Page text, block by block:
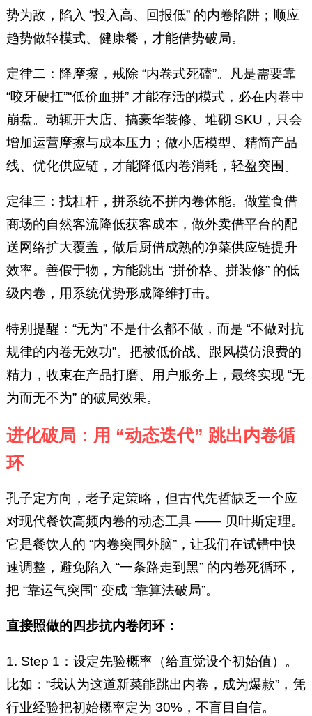
势为敌，陷入 “投入高、回报低” 的内卷陷阱；顺应
趋势做轻模式、健康餐，才能借势破局。
定律二：降摩擦，戒除 “内卷式死磕”。凡是需要靠
“咬牙硬扛”“低价血拼” 才能存活的模式，必在内卷中
崩盘。动辄开大店、搞豪华装修、堆砌 SKU，只会
增加运营摩擦与成本压力；做小店模型、精简产品
线、优化供应链，才能降低内卷消耗，轻盈突围。
定律三：找杠杆，拼系统不拼内卷体能。做堂食借
商场的自然客流降低获客成本，做外卖借平台的配
送网络扩大覆盖，做后厨借成熟的净菜供应链提升
效率。善假于物，方能跳出 “拼价格、拼装修” 的低
级内卷，用系统优势形成降维打击。
特别提醒：“无为” 不是什么都不做，而是 “不做对抗
规律的内卷无效功”。把被低价战、跟风模仿浪费的
精力，收束在产品打磨、用户服务上，最终实现 “无
为而无不为” 的破局效果。
进化破局：用 “动态迭代” 跳出内卷循
环
孔子定方向，老子定策略，但古代先哲缺乏一个应
对现代餐饮高频内卷的动态工具 —— 贝叶斯定理。
它是餐饮人的 “内卷突围外脑”，让我们在试错中快
速调整，避免陷入 “一条路走到黑” 的内卷死循环，
把 “靠运气突围” 变成 “靠算法破局”。
直接照做的四步抗内卷闭环：
1. Step 1：设定先验概率（给直觉设个初始值）。
比如：“我认为这道新菜能跳出内卷，成为爆款”，凭
行业经验把初始概率定为 30%，不盲目自信。